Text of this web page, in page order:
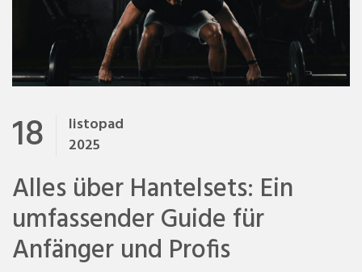
18
listopad
2025
Alles über Hantelsets: Ein
umfassender Guide für
Anfänger und Profis